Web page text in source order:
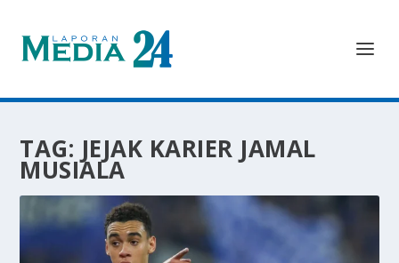
TAG: JEJAK KARIER JAMAL
MUSIALA